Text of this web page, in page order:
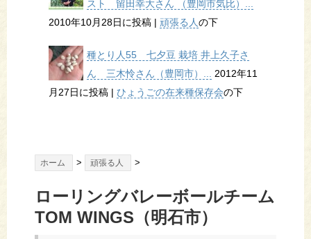
スト 留田幸大さん （豊岡市気比）...
2010年10月28日に投稿 | 頑張る人の下
種とり人55 七夕豆 栽培 井上久子さ
ん 三木怜さん（豊岡市）... 2012年11
月27日に投稿 | ひょうごの在来種保存会の下
ホーム > 頑張る人 >
ローリングバレーボールチーム
TOM WINGS（明石市）